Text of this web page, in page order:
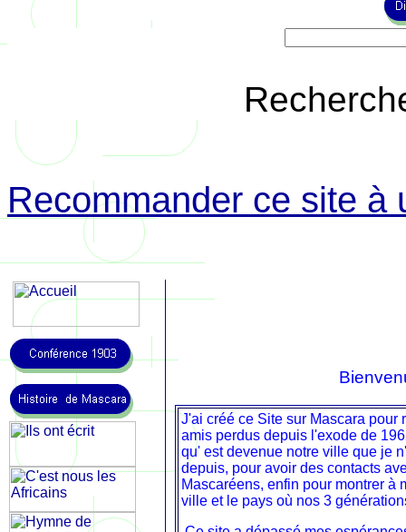
Recommander ce site à
J'ai créé ce Site sur Mascara pour
amis perdus depuis l'exode de
qu' est devenue notre ville que je
depuis, pour avoir des contacts
Mascaréens, enfin pour montrer à
ville et le pays où nos 3